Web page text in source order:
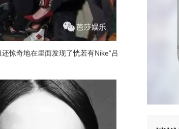
惊奇地在里面发现了恍若有Nike“吕